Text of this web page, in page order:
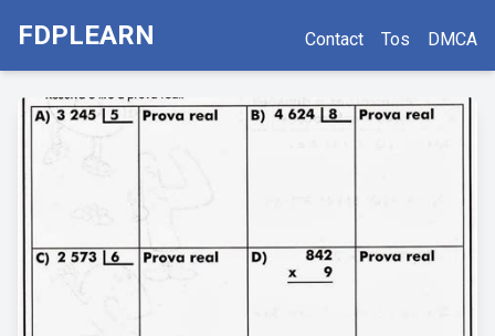
FDPLEARN Contact Tos DMCA